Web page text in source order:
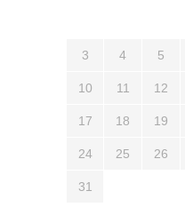
3 4 5
10 11 12
17 18 19
24 25 26
31